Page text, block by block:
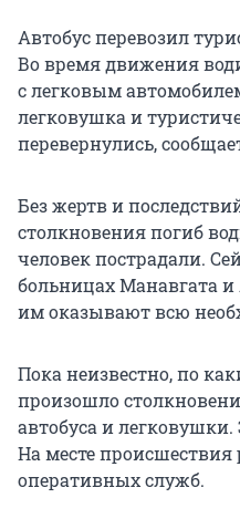
Автобус перевозил
Во время движения
с легковым
легковушка и
перевернулись,
Без жертв и
столкновения погиб
человек пострадали.
больницах Манавгата
им оказывают всю
Пока неизвестно, по
произошло
автобуса и
На месте
оперативных служб.